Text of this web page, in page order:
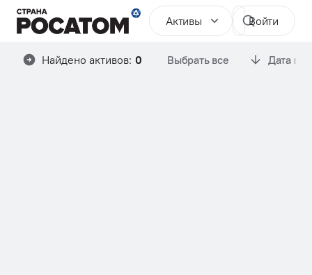
Активы Войти
Найдено активов: 0 Выбрать все Дата